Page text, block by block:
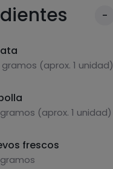
-
gramos (aprox. 1 unidad)
gramos (aprox. 1 unidad)
frescos